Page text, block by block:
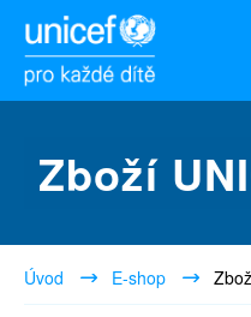
Zboží
Úvod E-shop